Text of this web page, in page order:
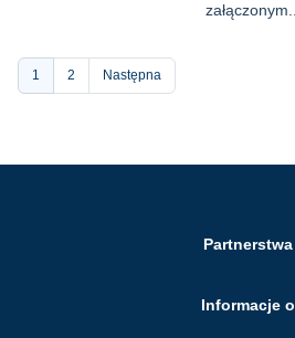
załączonym...
Stronicowanie
Bieżąca
strona
1 Strona
2 Następna
Partnerstwa
Informacje o